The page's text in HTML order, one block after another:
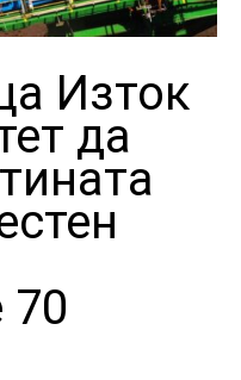
Изток
да
70